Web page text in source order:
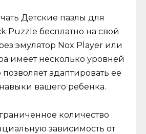
Детские пазлы для
Puzzle бесплатно на свой
эмулятор Nox Player или
имеет несколько уровней
позволяет адаптировать ее
вашего ребенка.
количество
зависимость от